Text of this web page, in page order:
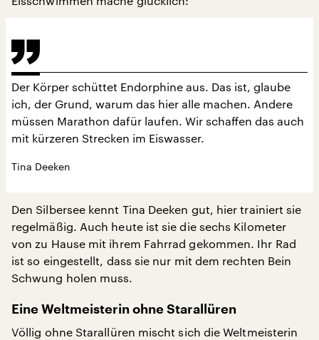
Der Körper schüttet Endorphine aus. Das ist, glaube
ich, der Grund, warum das hier alle machen. Andere
müssen Marathon dafür laufen. Wir schaffen das auch
mit kürzeren Strecken im Eiswasser.
Tina Deeken
Den Silbersee kennt Tina Deeken gut, hier trainiert sie
regelmäßig. Auch heute ist sie die sechs Kilometer
von zu Hause mit ihrem Fahrrad gekommen. Ihr Rad
ist so eingestellt, dass sie nur mit dem rechten Bein
Schwung holen muss.
Eine Weltmeisterin ohne Starallüren
Völlig ohne Starallüren mischt sich die Weltmeisterin